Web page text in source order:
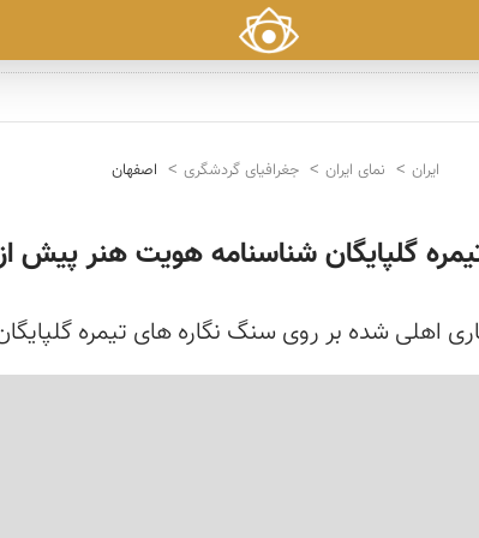
ایران نمای ایران جغرافیای گردشگری اصفهان
گلپایگان شناسنامه هویت هنر پیش از
اهلی شده بر روی سنگ نگاره های تیمره